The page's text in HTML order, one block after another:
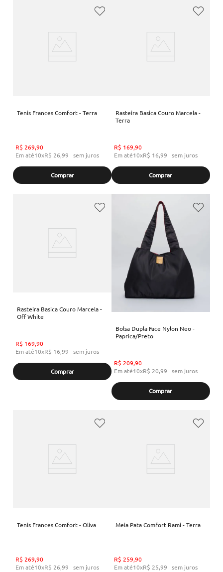
Tenis Frances Comfort - Terra
R$ 269,90
Em até10xR$ 26,99 sem juros
Comprar
Rasteira Basica Couro Marcela -
Terra
R$ 169,90
Em até10xR$ 16,99 sem juros
Comprar
Rasteira Basica Couro Marcela -
Off White
R$ 169,90
Em até10xR$ 16,99 sem juros
Comprar
Bolsa Dupla Face Nylon Neo -
Paprica/Preto
R$ 209,90
Em até10xR$ 20,99 sem juros
Comprar
Tenis Frances Comfort - Oliva
R$ 269,90
Em até10xR$ 26,99 sem juros
Meia Pata Comfort Rami - Terra
R$ 259,90
Em até10xR$ 25,99 sem juros